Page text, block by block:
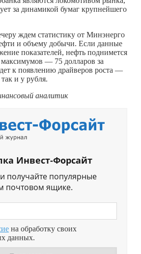
за динамикой бумаг крупнейшего
ждем статистику от Минэнерго
и объему добычи. Если данные
показателей, нефть поднимется
— 75 долларов за
к появлению драйверов роста —
и у рубля.
аналитик
Инвест-Форсайт
получайте популярные
почтовом ящике.
на обработку своих
данных.